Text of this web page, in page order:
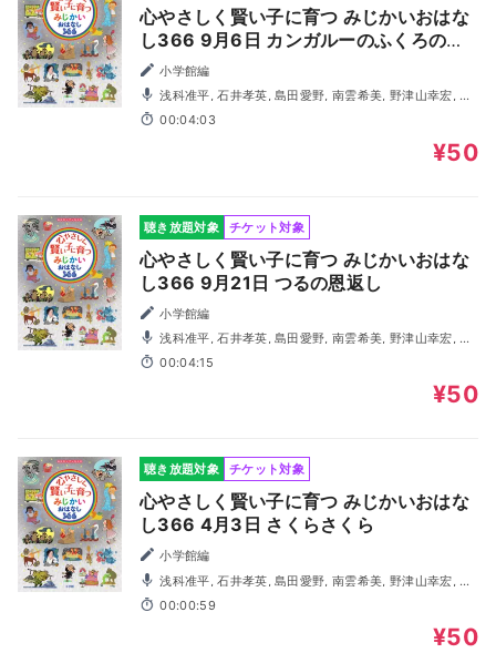
心やさしく賢い子に育つ みじかいおはな
し366 9月6日 カンガルーのふくろの中
には何があるの？
小学館編
浅科准平, 石井孝英, 島田愛野, 南雲希美, 野津山幸宏, 八
木田幸恵, 山谷祥生, 神森徹也（歌・演奏）
00:04:03
¥50
聴き放題対象 チケット対象
心やさしく賢い子に育つ みじかいおはな
し366 9月21日 つるの恩返し
小学館編
浅科准平, 石井孝英, 島田愛野, 南雲希美, 野津山幸宏, 八
木田幸恵, 山谷祥生, 神森徹也（歌・演奏）
00:04:15
¥50
聴き放題対象 チケット対象
心やさしく賢い子に育つ みじかいおはな
し366 4月3日 さくらさくら
小学館編
浅科准平, 石井孝英, 島田愛野, 南雲希美, 野津山幸宏, 八
木田幸恵, 山谷祥生, 神森徹也（歌・演奏）
00:00:59
¥50